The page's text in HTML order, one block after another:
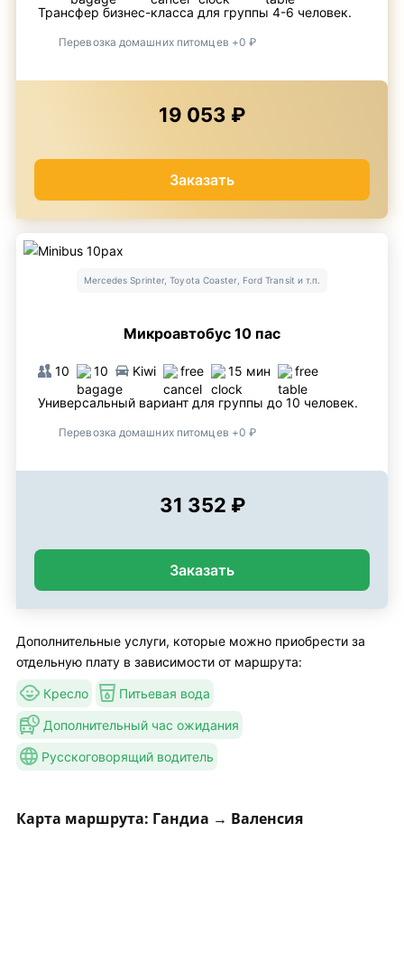
Трансфер бизнес-класса для группы 4-6 человек.
Перевозка домашних питомцев +0 ₽
19 053 ₽
Заказать
Mercedes Sprinter, Toyota Coaster, Ford Transit и т.п.
Микроавтобус 10 пас
10 10 Kiwi free 15 мин free
Универсальный вариант для группы до 10 человек.
Перевозка домашних питомцев +0 ₽
31 352 ₽
Заказать
Дополнительные услуги, которые можно приобрести за
отдельную плату в зависимости от маршрута:
Кресло Питьевая вода
Дополнительный час ожидания
Русскоговорящий водитель
Карта маршрута: Гандиа → Валенсия